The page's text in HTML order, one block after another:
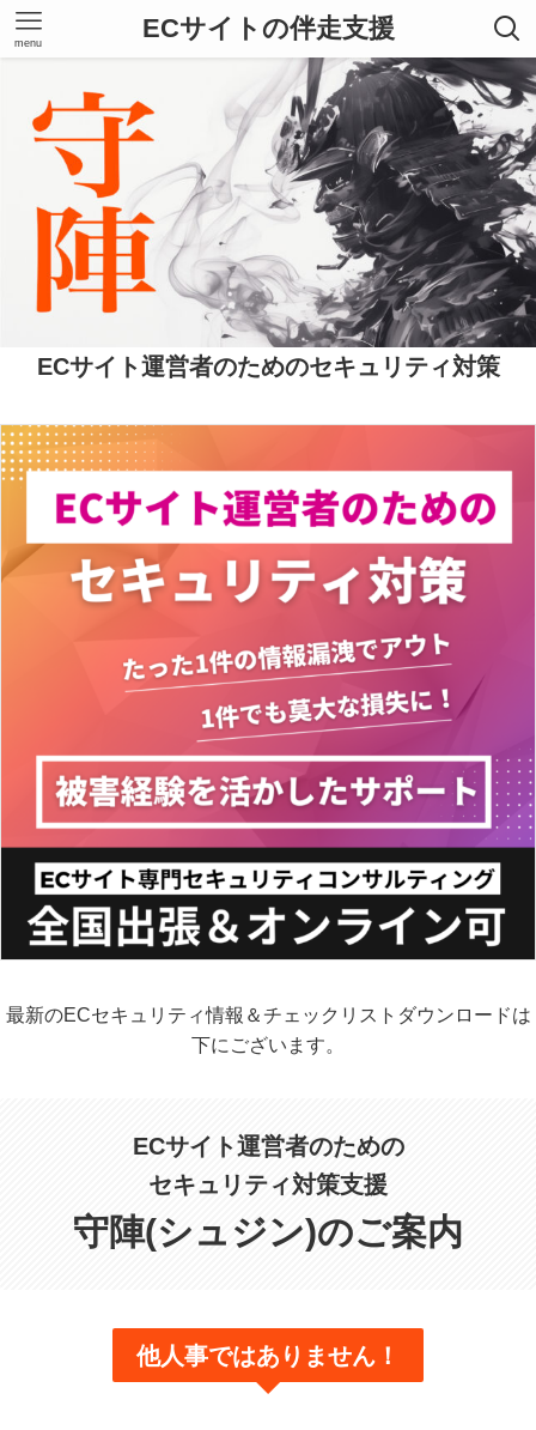
ECサイトの伴走支援
menu
ECサイト運営者のためのセキュリティ対策
最新のECセキュリティ情報＆チェックリストダウンロードは
下にございます。
ECサイト運営者のための
セキュリティ対策支援
守陣(シュジン)のご案内
他人事ではありません！